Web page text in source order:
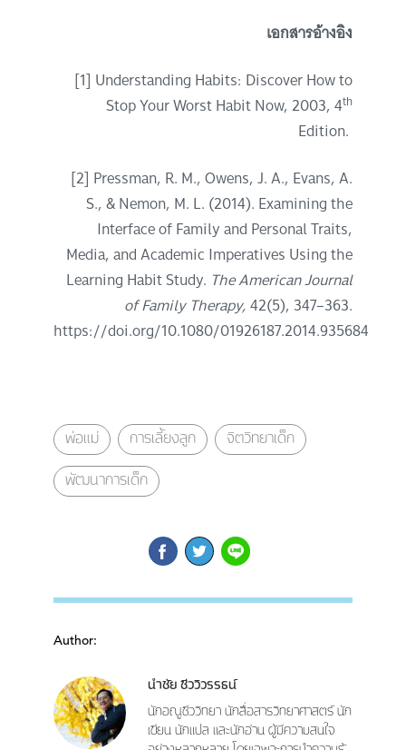
เอกสารอ้างอิง
[1] Understanding Habits: Discover How to
Stop Your Worst Habit Now, 2003, 4th
Edition.
[2] Pressman, R. M., Owens, J. A., Evans, A.
S., & Nemon, M. L. (2014). Examining the
Interface of Family and Personal Traits,
Media, and Academic Imperatives Using the
Learning Habit Study. The American Journal
of Family Therapy,42(5), 347–363.
https://doi.org/10.1080/01926187.2014.935684
พ่อแม่ การเลี้ยงลูก จิตวิทยาเด็ก
พัฒนาการเด็ก
Author:
นำชัย ชีววิวรรธน์
นักอณูชีววิทยา นักสื่อสารวิทยาศาสตร์ นัก
เขียน นักแปล และนักอ่าน ผู้มีความสนใจ